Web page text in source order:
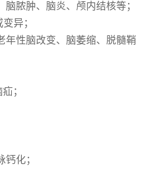
脓肿、脑炎、颅内结核等；
异；
年性脑改变、脑萎缩、脱髓鞘
；
化；